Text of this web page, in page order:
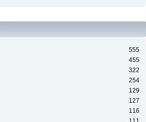
555
455
322
254
129
127
116